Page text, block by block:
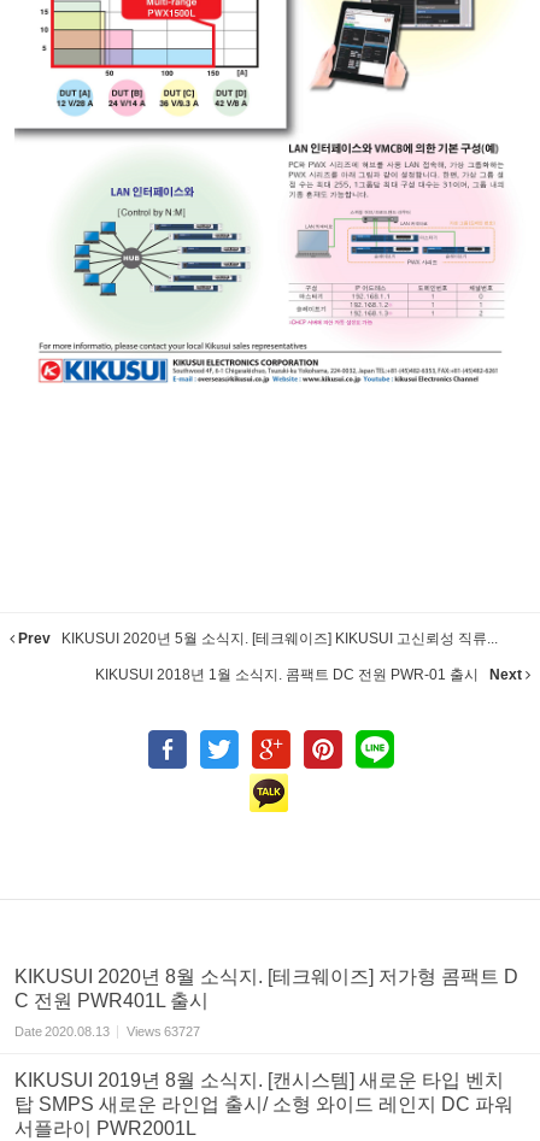
Prev KIKUSUI 2020년 5월 소식지. [테크웨이즈] KIKUSUI 고신뢰성 직류...
KIKUSUI 2018년 1월 소식지. 콤팩트 DC 전원 PWR-01 출시 Next
KIKUSUI 2020년 8월 소식지. [테크웨이즈] 저가형 콤팩트 D
C 전원 PWR401L 출시
Date2020.08.13 Views 63727
KIKUSUI 2019년 8월 소식지. [캔시스템] 새로운 타입 벤치
탑 SMPS 새로운 라인업 출시/ 소형 와이드 레인지 DC 파워
서플라이 PWR2001L